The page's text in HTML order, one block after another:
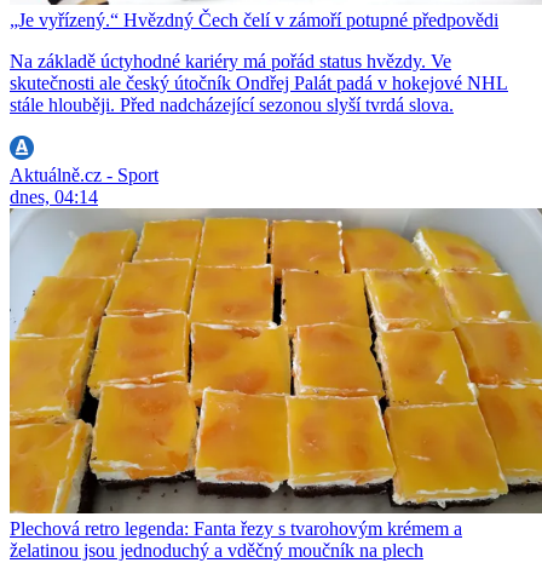
„Je vyřízený.“ Hvězdný Čech čelí v zámoří potupné předpovědi
Na základě úctyhodné kariéry má pořád status hvězdy. Ve
skutečnosti ale český útočník Ondřej Palát padá v hokejové NHL
stále hlouběji. Před nadcházející sezonou slyší tvrdá slova.
Aktuálně.cz - Sport
dnes, 04:14
Plechová retro legenda: Fanta řezy s tvarohovým krémem a
želatinou jsou jednoduchý a vděčný moučník na plech